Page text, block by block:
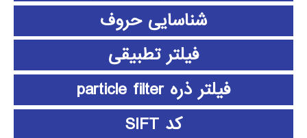
شناسایی حروف
فیلتر تطبیقی
فیلتر ذره particle filter
کد SIFT